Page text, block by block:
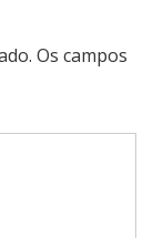
Os campos